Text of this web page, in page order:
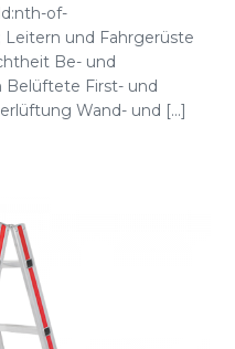
of-
Leitern und Fahrgerüste
Be- und
Belüftete First- und
Wand- und [...]